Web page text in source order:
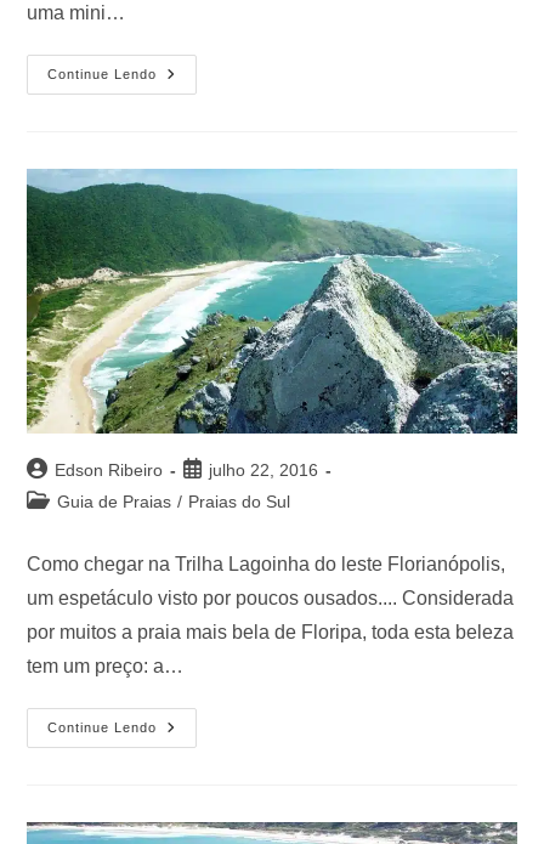
uma mini…
Continue Lendo
Edson Ribeiro
julho 22, 2016
Guia de Praias / Praias do Sul
Como chegar na Trilha Lagoinha do leste Florianópolis,
um espetáculo visto por poucos ousados.... Considerada
por muitos a praia mais bela de Floripa, toda esta beleza
tem um preço: a…
Continue Lendo